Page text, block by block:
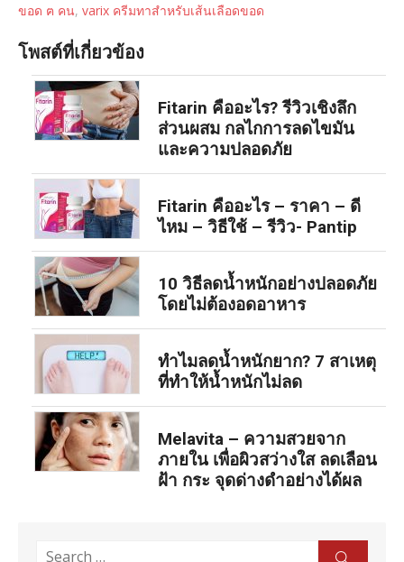
ขอด ฅ คน, varix ครีมทาสำหรับเส้นเลือดขอด
โพสต์ที่เกี่ยวข้อง
Fitarin คืออะไร? รีวิวเชิงลึก
ส่วนผสม กลไกการลดไขมัน
และความปลอดภัย
Fitarin คืออะไร – ราคา – ดี
ไหม – วิธีใช้ – รีวิว- Pantip
10 วิธีลดน้ำหนักอย่างปลอดภัย
โดยไม่ต้องอดอาหาร
ทำไมลดน้ำหนักยาก? 7 สาเหตุ
ที่ทำให้น้ำหนักไม่ลด
Melavita – ความสวยจาก
ภายใน เพื่อผิวสว่างใส ลดเลือน
ฝ้า กระ จุดด่างดำอย่างได้ผล
Search